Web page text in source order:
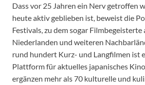
Dass vor 25 Jahren ein Nerv getroffen
heute aktiv geblieben ist, beweist die
Festivals, zu dem sogar Filmbegeisterte
Niederlanden und weiteren
rund hundert Kurz- und Langfilmen ist
Plattform für aktuelles japanisches
ergänzen mehr als 70 kulturelle und